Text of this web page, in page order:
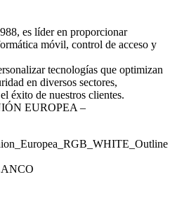
es líder en proporcionar
móvil, control de acceso y
tecnologías que optimizan
en diversos sectores,
éxito de nuestros clientes.
EUROPEA –